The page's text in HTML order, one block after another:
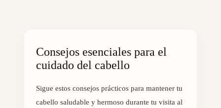
Consejos esenciales para el
cuidado del cabello
Sigue estos consejos prácticos para mantener tu
cabello saludable y hermoso durante tu visita al